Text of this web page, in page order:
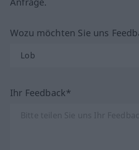
Wozu möchten Sie uns
Ihr Feedback*